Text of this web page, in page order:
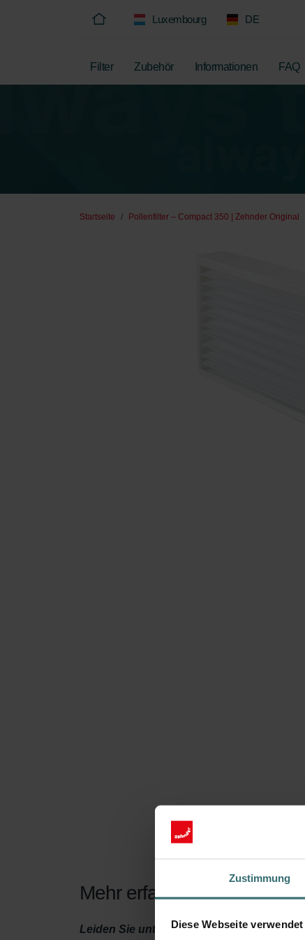
Zustimmung
Diese Webseite
Luxembourg DE
Filter Zubehör Informationen FAQ
Startseite Pollenfilter – Compact 350 | Zehnder Original
Mehr erfahren über unser
Leiden Sie unter Allergien? Ob saisonal